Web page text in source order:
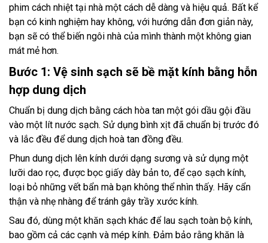
phim cách nhiệt tại nhà một cách dễ dàng và hiệu quả. Bất kể
bạn có kinh nghiệm hay không, với hướng dẫn đơn giản này,
bạn sẽ có thể biến ngôi nhà của mình thành một không gian
mát mẻ hơn.
Bước 1: Vệ sinh sạch sẽ bề mặt kính bằng hỗn
hợp dung dịch
Chuẩn bị dung dịch bằng cách hòa tan một gói dầu gội đầu
vào một lít nước sạch. Sử dụng bình xịt đã chuẩn bị trước đó
và lắc đều để dung dịch hoà tan đồng đều.
Phun dung dịch lên kính dưới dạng sương và sử dụng một
lưỡi dao rọc, được bọc giấy dày bản to, để cạo sạch kính,
loại bỏ những vết bẩn mà bạn không thể nhìn thấy. Hãy cẩn
thận và nhẹ nhàng để tránh gây trầy xước kính.
Sau đó, dùng một khăn sạch khác để lau sạch toàn bộ kính,
bao gồm cả các cạnh và mép kính. Đảm bảo rằng khăn là